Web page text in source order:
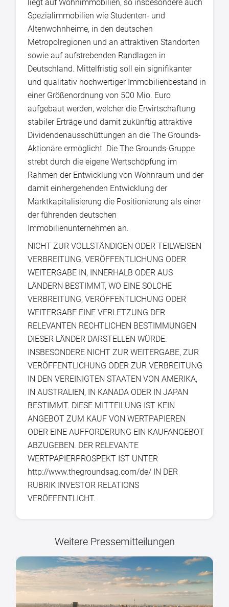
liegt auf Wohnimmobilien, so insbesondere auch
Spezialimmobilien wie Studenten- und
Altenwohnheime, in den deutschen
Metropolregionen und an attraktiven Standorten
sowie auf aufstrebenden Randlagen in
Deutschland. Mittelfristig soll ein signifikanter
und qualitativ hochwertiger Immobilienbestand in
einer Größenordnung von 500 Mio. Euro
aufgebaut werden, welcher die Erwirtschaftung
stabiler Erträge und damit zukünftig attraktive
Dividendenausschüttungen an die The Grounds-
Aktionäre ermöglicht. Die The Grounds-Gruppe
strebt durch die eigene Wertschöpfung im
Rahmen der Entwicklung von Wohnraum und der
damit einhergehenden Entwicklung der
Marktkapitalisierung die Positionierung als einer
der führenden deutschen
Immobilienunternehmen an.
NICHT ZUR VOLLSTÄNDIGEN ODER TEILWEISEN
VERBREITUNG, VERÖFFENTLICHUNG ODER
WEITERGABE IN, INNERHALB ODER AUS
LÄNDERN BESTIMMT, WO EINE SOLCHE
VERBREITUNG, VERÖFFENTLICHUNG ODER
WEITERGABE EINE VERLETZUNG DER
RELEVANTEN RECHTLICHEN BESTIMMUNGEN
DIESER LÄNDER DARSTELLEN WÜRDE.
INSBESONDERE NICHT ZUR WEITERGABE, ZUR
VERÖFFENTLICHUNG ODER ZUR VERBREITUNG
IN DEN VEREINIGTEN STAATEN VON AMERIKA,
IN AUSTRALIEN, IN KANADA ODER IN JAPAN
BESTIMMT. DIESE MITTEILUNG IST KEIN
ANGEBOT ZUM KAUF VON WERTPAPIEREN
ODER EINE AUFFORDERUNG EIN KAUFANGEBOT
ABZUGEBEN. DER RELEVANTE
WERTPAPIERPROSPEKT IST UNTER
http://www.thegroundsag.com/de/ IN DER
RUBRIK INVESTOR RELATIONS
VERÖFFENTLICHT.
Weitere Pressemitteilungen